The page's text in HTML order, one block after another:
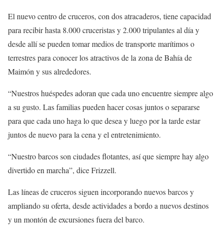
El nuevo centro de cruceros, con dos atracaderos, tiene capacidad
para recibir hasta 8.000 cruceristas y 2.000 tripulantes al día y
desde allí se pueden tomar medios de transporte marítimos o
terrestres para conocer los atractivos de la zona de Bahía de
Maimón y sus alrededores.
“Nuestros huéspedes adoran que cada uno encuentre siempre algo
a su gusto. Las familias pueden hacer cosas juntos o separarse
para que cada uno haga lo que desea y luego por la tarde estar
juntos de nuevo para la cena y el entretenimiento.
“Nuestro barcos son ciudades flotantes, así que siempre hay algo
divertido en marcha”, dice Frizzell.
Las líneas de cruceros siguen incorporando nuevos barcos y
ampliando su oferta, desde actividades a bordo a nuevos destinos
y un montón de excursiones fuera del barco.